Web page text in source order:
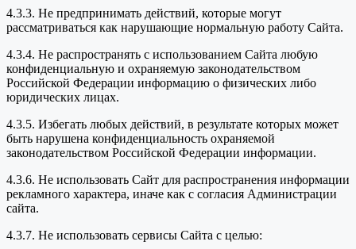
4.3.3. Не предпринимать действий, которые могут
рассматриваться как нарушающие нормальную работу Сайта.
4.3.4. Не распространять с использованием Сайта любую
конфиденциальную и охраняемую законодательством
Российской Федерации информацию о физических либо
юридических лицах.
4.3.5. Избегать любых действий, в результате которых может
быть нарушена конфиденциальность охраняемой
законодательством Российской Федерации информации.
4.3.6. Не использовать Сайт для распространения информации
рекламного характера, иначе как с согласия Администрации
сайта.
4.3.7. Не использовать сервисы Сайта с целью: